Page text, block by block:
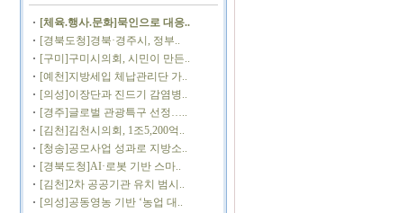
[체육.행사.문화]묵인으로 대응..
[경북도청]경북·경주시, 정부..
[구미]구미시의회, 시민이 만든..
[예천]지방세입 체납관리단 가..
[의성]이장단과 진드기 감염병..
[경주]글로벌 관광특구 선정…..
[김천]김천시의회, 1조5,200억..
[청송]공모사업 성과로 지방소..
[경북도청]AI·로봇 기반 스마..
[김천]2차 공공기관 유치 범시..
[의성]공동영농 기반 ‘농업 대..